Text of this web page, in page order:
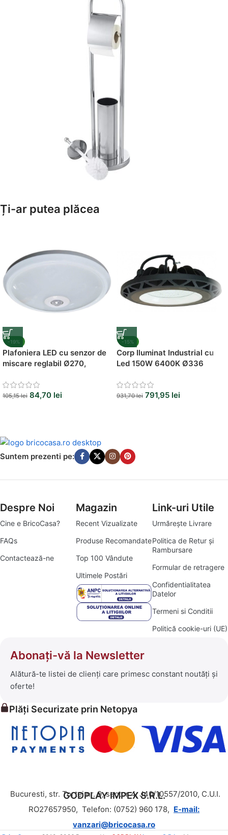
Suporți Hârtie Igenică
Ți-ar putea plăcea
-19%
Plafoniera LED cu senzor de
miscare reglabil Ø270,
105,15lei 84,70 lei
-15%
Corp Iluminat Industrial cu
Led 150W 6400K Ø336
931,70lei 791,95 lei
Suntem prezenti pe:
Despre Noi
Cine e BricoCasa?
FAQs
Contactează-ne
Magazin
Recent Vizualizate
Produse Recomandate
Top 100 Vândute
Ultimele Postări
Link-uri Utile
Urmărește Livrare
Politica de Retur și
Rambursare
Formular de retragere
Confidentialitatea
Datelor
Termeni si Conditii
Politică cookie-uri (UE)
Abonați-vă la Newsletter
Alătură-te listei de clienți care primesc constant noutăți și
oferte!
Plăți Securizate prin Netopya
GODPLAY IMPEX S.R.L.
Bucuresti, str. Tortei nr. 9, sector 4, J40/10557/2010, C.U.I.
RO27657950, Telefon: (0752) 960 178, E-mail:
vanzari@bricocasa.ro